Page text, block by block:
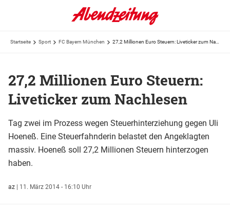
Startseite Sport FC Bayern München
27,2 Millionen Euro Steuern:
Liveticker zum Nachlesen
Tag zwei im Prozess wegen Steuerhinterziehung gegen Uli
Hoeneß. Eine Steuerfahnderin belastet den Angeklagten
massiv. Hoeneß soll 27,2 Millionen Steuern hinterzogen
haben.
az | 11. März 2014 - 16:10 Uhr